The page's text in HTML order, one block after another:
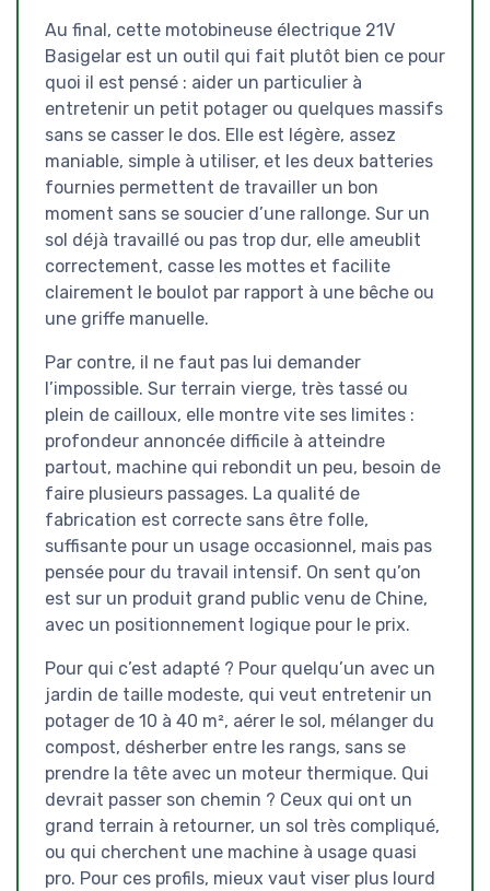
Au final, cette motobineuse électrique 21V
Basigelar est un outil qui fait plutôt bien ce pour
quoi il est pensé : aider un particulier à
entretenir un petit potager ou quelques massifs
sans se casser le dos. Elle est légère, assez
maniable, simple à utiliser, et les deux batteries
fournies permettent de travailler un bon
moment sans se soucier d’une rallonge. Sur un
sol déjà travaillé ou pas trop dur, elle ameublit
correctement, casse les mottes et facilite
clairement le boulot par rapport à une bêche ou
une griffe manuelle.
Par contre, il ne faut pas lui demander
l’impossible. Sur terrain vierge, très tassé ou
plein de cailloux, elle montre vite ses limites :
profondeur annoncée difficile à atteindre
partout, machine qui rebondit un peu, besoin de
faire plusieurs passages. La qualité de
fabrication est correcte sans être folle,
suffisante pour un usage occasionnel, mais pas
pensée pour du travail intensif. On sent qu’on
est sur un produit grand public venu de Chine,
avec un positionnement logique pour le prix.
Pour qui c’est adapté ? Pour quelqu’un avec un
jardin de taille modeste, qui veut entretenir un
potager de 10 à 40 m², aérer le sol, mélanger du
compost, désherber entre les rangs, sans se
prendre la tête avec un moteur thermique. Qui
devrait passer son chemin ? Ceux qui ont un
grand terrain à retourner, un sol très compliqué,
ou qui cherchent une machine à usage quasi
pro. Pour ces profils, mieux vaut viser plus lourd